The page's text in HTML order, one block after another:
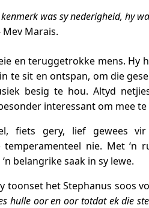
was sy nederigheid, hy
Marais.
en teruggetrokke mens. Hy
te sit en ontspan, om die
besig te hou. Altyd
interessant om mee te
fiets gery, lief gewees vir
nie. Met ‘n
belangrike saak in sy lewe.
toonset het Stephanus soos
hulle oor en oor totdat ek die